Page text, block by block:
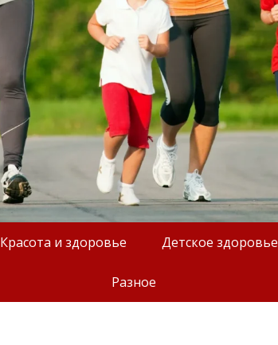
Красота и здоровье Детское здоровье
Разное